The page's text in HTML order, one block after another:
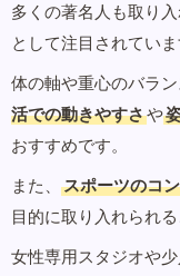
多くの著名人も取り
として注目されていま
体の軸や重心のバラ
活での動きやすさや
おすすめです。
また、
スポーツのコ
目的に取り入れられる
女性専用スタジオや